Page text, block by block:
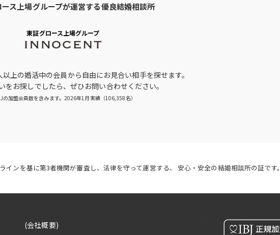
ス上場グループが運営する優良結婚相談所
東証グロース上場グループ
上の婚活中の会員から 自由にお見合い相手を探せます。
をお探しでしたら、ぜひお問い合わせください。
加盟会員数を含みます。 2026年1月実績（106,358名）
インを基に第3者機関が審査し、法律を守って運営する、 安心・安全の結婚相談所の証です。
(会社概要)